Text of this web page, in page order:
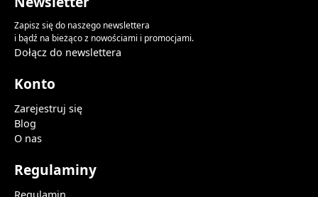
Zapisz się do naszego newslettera
i bądź na bieżąco z nowościami i promocjami.
Dołącz do newslettera
Konto
Zarejestruj się
Blog
O nas
Regulaminy